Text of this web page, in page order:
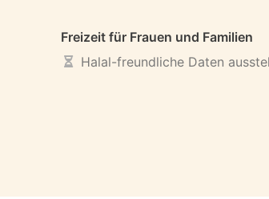
Freizeit für Frauen und Familien
Halal-freundliche Daten